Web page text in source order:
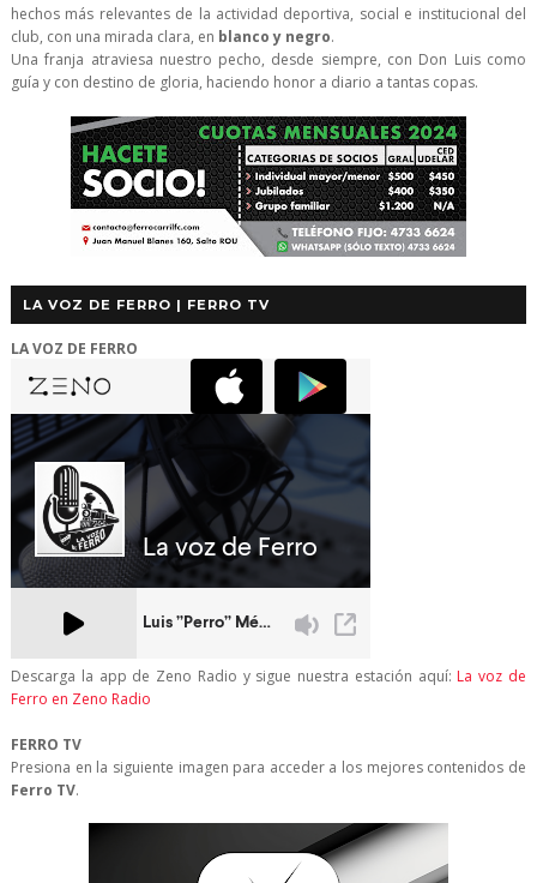
hechos más relevantes de la actividad deportiva, social e institucional del
club, con una mirada clara, en blanco y negro.
Una franja atraviesa nuestro pecho, desde siempre, con Don Luis como
guía y con destino de gloria, haciendo honor a diario a tantas copas.
LA VOZ DE FERRO | FERRO TV
LA VOZ DE FERRO
Descarga la app de Zeno Radio y sigue nuestra estación aquí: La voz de
Ferro en Zeno Radio
FERRO TV
Presiona en la siguiente imagen para acceder a los mejores contenidos de
Ferro TV.